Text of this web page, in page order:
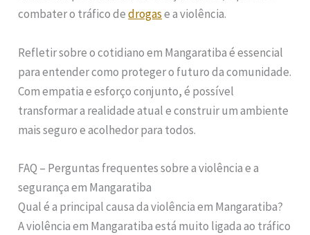
combater o tráfico dedrogase a violência.
Refletir sobre o cotidiano em Mangaratiba é essencial
para entender como proteger o futuro da comunidade.
Com empatia e esforço conjunto, é possível
transformar a realidade atual e construir um ambiente
mais seguro e acolhedor para todos.
FAQ – Perguntas frequentes sobre a violência e a
segurança em Mangaratiba
Qual é a principal causa da violência em Mangaratiba?
A violência em Mangaratiba está muito ligada ao tráfico